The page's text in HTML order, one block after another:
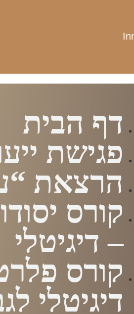
דף הבית
פגישת
הרצאת
קורס
– דיגיטלי
קורס
דיגיטלי